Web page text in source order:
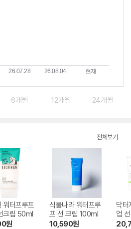
6개월 12개월 24개월
전체보기
워터프루프
크림 50ml
원
식물나라 워터프루
프 선 크림 100ml
10,590원
닥터
업